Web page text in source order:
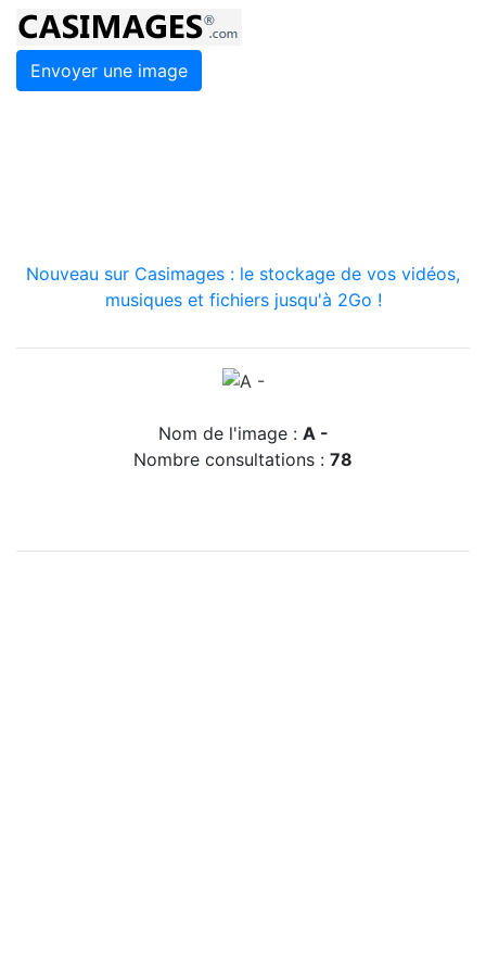
Envoyer une image
Nouveau sur Casimages : le stockage de vos vidéos,
musiques et fichiers jusqu'à 2Go !
Nom de l'image : A -
Nombre consultations : 78